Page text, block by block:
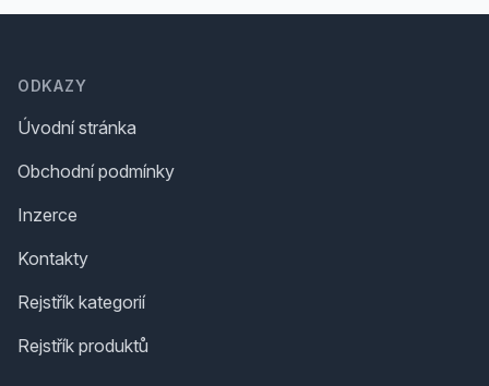
ODKAZY
Úvodní stránka
Obchodní podmínky
Inzerce
Kontakty
Rejstřík kategorií
Rejstřík produktů